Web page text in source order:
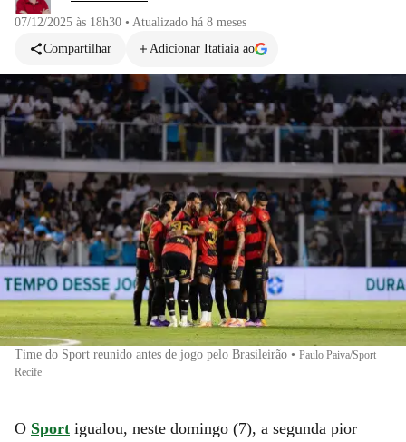
07/12/2025 às 18h30 • Atualizado há 8 meses
Compartilhar
Adicionar Itatiaia ao
Time do Sport reunido antes de jogo pelo Brasileirão • Paulo Paiva/Sport
Recife
O Sport igualou, neste domingo (7), a segunda pior